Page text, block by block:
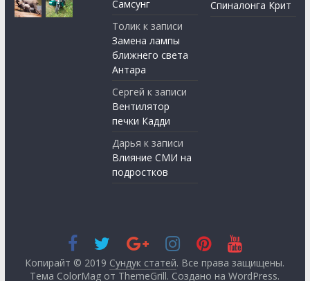
Самсунг
Толик к записи
Замена лампы
ближнего света
Антара
Сергей к записи
Вентилятор
печки Кадди
Дарья к записи
Влияние СМИ на
подростков
Спиналонга Крит
Копирайт © 2019 Сундук статей. Все права защищены.
Тема ColorMag от ThemeGrill. Создано наWordPress.